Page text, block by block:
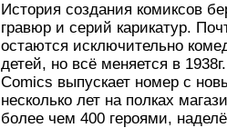
История создания комиксов
гравюр и серий карикатур.
остаются исключительно
детей, но всё меняется в
Comics выпускает номер с
несколько лет на полках
более чем 400 героями,